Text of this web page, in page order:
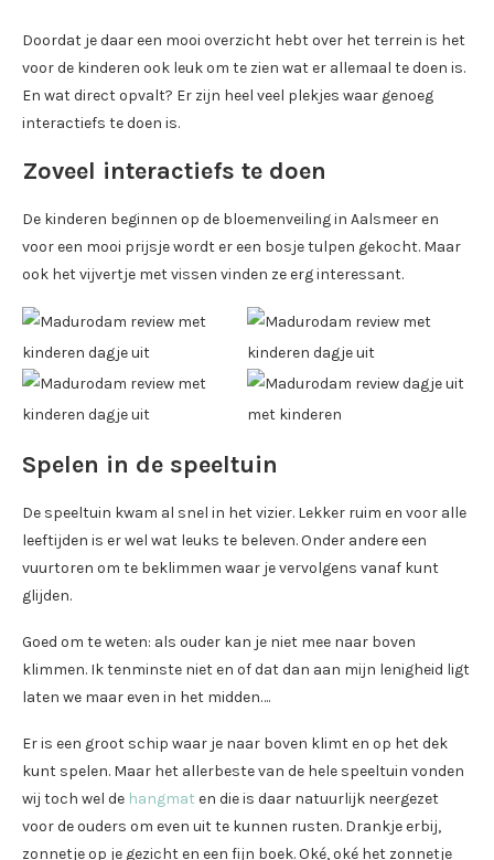
Doordat je daar een mooi overzicht hebt over het terrein is het
voor de kinderen ook leuk om te zien wat er allemaal te doen is.
En wat direct opvalt? Er zijn heel veel plekjes waar genoeg
interactiefs te doen is.
Zoveel interactiefs te doen
De kinderen beginnen op de bloemenveiling in Aalsmeer en
voor een mooi prijsje wordt er een bosje tulpen gekocht. Maar
ook het vijvertje met vissen vinden ze erg interessant.
Spelen in de speeltuin
De speeltuin kwam al snel in het vizier. Lekker ruim en voor alle
leeftijden is er wel wat leuks te beleven. Onder andere een
vuurtoren om te beklimmen waar je vervolgens vanaf kunt
glijden.
Goed om te weten: als ouder kan je niet mee naar boven
klimmen. Ik tenminste niet en of dat dan aan mijn lenigheid ligt
laten we maar even in het midden….
Er is een groot schip waar je naar boven klimt en op het dek
kunt spelen. Maar het allerbeste van de hele speeltuin vonden
wij toch wel de hangmat en die is daar natuurlijk neergezet
voor de ouders om even uit te kunnen rusten. Drankje erbij,
zonnetje op je gezicht en een fijn boek. Oké, oké het zonnetje